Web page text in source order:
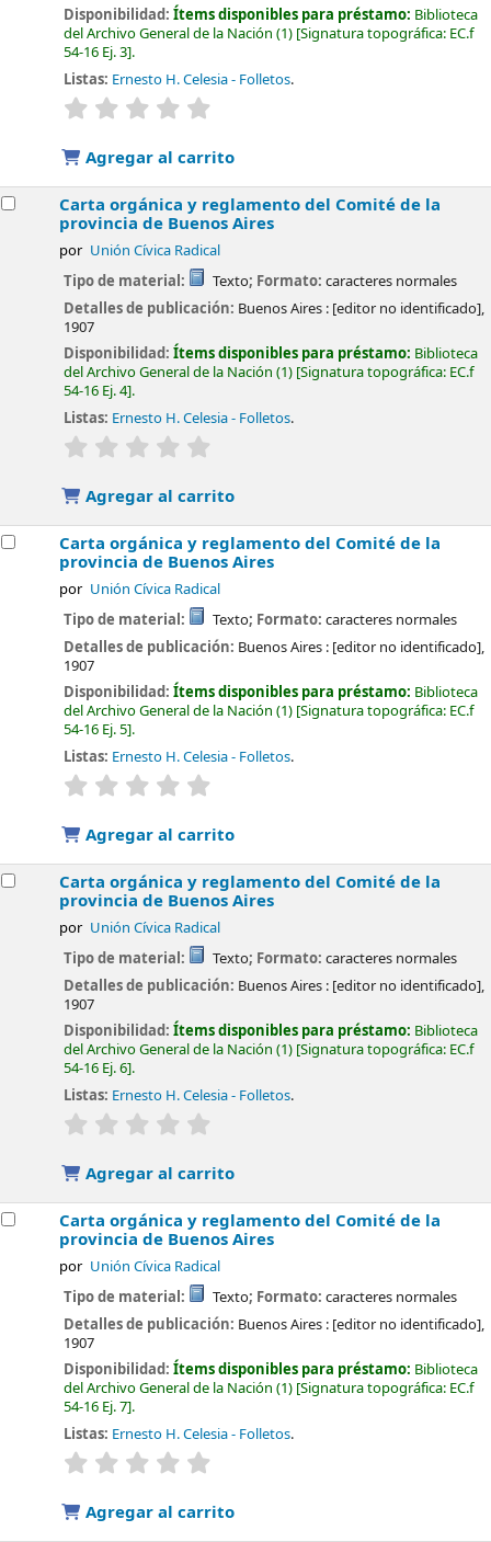
Disponibilidad:Ítems disponibles para préstamo: Biblioteca
del Archivo General de la Nación (1) Signatura topográfica: EC.f
54-16 Ej. 3 .
Listas: Ernesto H. Celesia - Folletos.
valoración
Agregar al carrito
Carta orgánica y reglamento del Comité de la
provincia de Buenos Aires
por Unión Cívica Radical
Tipo de material: Texto; Formato: caracteres normales
Detalles de publicación: Buenos Aires : [editor no identificado],
1907
Disponibilidad:Ítems disponibles para préstamo: Biblioteca
del Archivo General de la Nación (1) Signatura topográfica: EC.f
54-16 Ej. 4 .
Listas: Ernesto H. Celesia - Folletos.
valoración
Agregar al carrito
Carta orgánica y reglamento del Comité de la
provincia de Buenos Aires
por Unión Cívica Radical
Tipo de material: Texto; Formato: caracteres normales
Detalles de publicación: Buenos Aires : [editor no identificado],
1907
Disponibilidad:Ítems disponibles para préstamo: Biblioteca
del Archivo General de la Nación (1) Signatura topográfica: EC.f
54-16 Ej. 5 .
Listas: Ernesto H. Celesia - Folletos.
valoración
Agregar al carrito
Carta orgánica y reglamento del Comité de la
provincia de Buenos Aires
por Unión Cívica Radical
Tipo de material: Texto; Formato: caracteres normales
Detalles de publicación: Buenos Aires : [editor no identificado],
1907
Disponibilidad:Ítems disponibles para préstamo: Biblioteca
del Archivo General de la Nación (1) Signatura topográfica: EC.f
54-16 Ej. 6 .
Listas: Ernesto H. Celesia - Folletos.
valoración
Agregar al carrito
Carta orgánica y reglamento del Comité de la
provincia de Buenos Aires
por Unión Cívica Radical
Tipo de material: Texto; Formato: caracteres normales
Detalles de publicación: Buenos Aires : [editor no identificado],
1907
Disponibilidad:Ítems disponibles para préstamo: Biblioteca
del Archivo General de la Nación (1) Signatura topográfica: EC.f
54-16 Ej. 7 .
Listas: Ernesto H. Celesia - Folletos.
valoración
Agregar al carrito